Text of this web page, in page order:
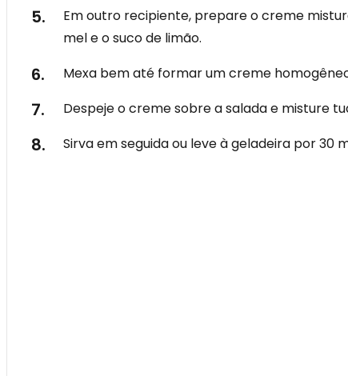
Em outro recipiente, prepare o creme
mel e o suco de limão.
Mexa bem até formar um creme
Despeje o creme sobre a salada e misture
Sirva em seguida ou leve à geladeira por